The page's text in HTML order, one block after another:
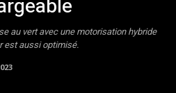
au vert avec une motorisation hybride
est aussi optimisé.